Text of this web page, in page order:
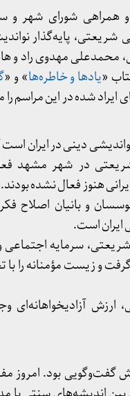
و همراهی شورای شهر و
پایه‌گذار
محمدعلی مهدوی راد و
«یادها و خاطره‌ها» و «
شده در این مراسم
دینی در ایران است
محمدتقی شریعتی در
هنوز فعال نشده بودند.
و بانیان اصلاح
ایران است.
سرمایه اجتماعی
زیست مؤمنانه را با
ارزش
استاد شریعتی در دهه ۲۰ روش